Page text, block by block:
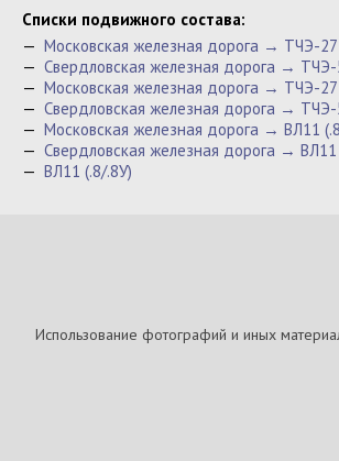
Cписки подвижного состава:
— Московская железная дорога → ТЧЭ-
— Свердловская железная дорога →
— Московская железная дорога → ТЧЭ-
— Свердловская железная дорога →
— Московская железная дорога → ВЛ11
— Свердловская железная дорога → ВЛ11
— ВЛ11 (.8/.8У)
Использование фотографий и иных